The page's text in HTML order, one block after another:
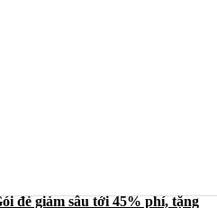
đẻ giảm sâu tới 45% phí, tặng